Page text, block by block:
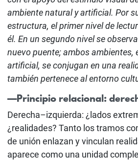
ambiente natural y artificial. Por
estructura, el primer nivel de
él. En un segundo nivel se
nuevo puente; ambos ambientes,
artificial, se conjugan en una
también pertenece al entorno
—Principio relacional:
Derecha–izquierda: ¿lados
¿realidades? Tanto los tramos
de unión enlazan y vinculan
aparece como una unidad